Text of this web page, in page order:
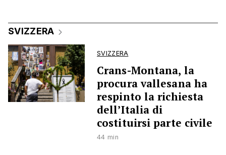
SVIZZERA
SVIZZERA
Crans-Montana, la
procura vallesana ha
respinto la richiesta
dell’Italia di
costituirsi parte civile
44 min